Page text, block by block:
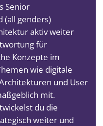
Senior
(all genders)
aktiv weiter
für
Konzepte im
wie digitale
und User
mit.
du die
weiter und